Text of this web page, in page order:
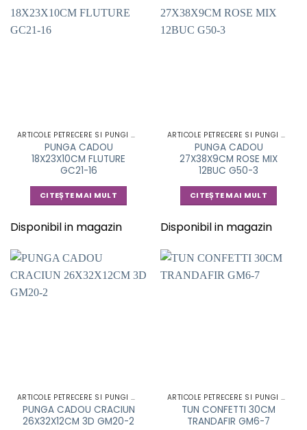
ARTICOLE PETRECERE SI PUNGI CADOU
PUNGA CADOU
18X23X10CM FLUTURE
GC21-16
CITEȘTE MAI MULT
Disponibil in magazin
ARTICOLE PETRECERE SI PUNGI CADOU
PUNGA CADOU
27X38X9CM ROSE MIX
12BUC G50-3
CITEȘTE MAI MULT
Disponibil in magazin
ARTICOLE PETRECERE SI PUNGI CADOU
PUNGA CADOU CRACIUN
26X32X12CM 3D GM20-2
ARTICOLE PETRECERE SI PUNGI CADOU
TUN CONFETTI 30CM
TRANDAFIR GM6-7